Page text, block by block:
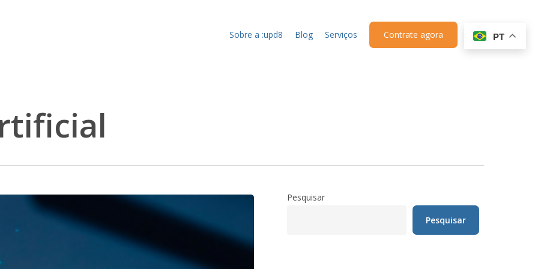
Sobre a :upd8 Blog Serviços Contrate agora
Pesquisar
Pesquisar
PT